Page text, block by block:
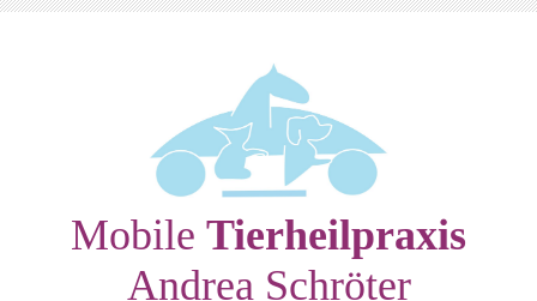
Mobile Tierheilpraxis
Andrea Schröter